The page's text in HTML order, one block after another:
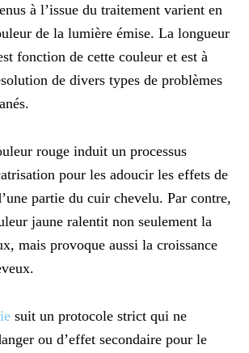
à l’issue du traitement varient en
de la lumière émise. La longueur
fonction de cette couleur et est à
de divers types de problèmes
rouge induit un processus
pour les adoucir les effets de
partie du cuir chevelu. Par contre,
jaune ralentit non seulement la
mais provoque aussi la croissance
suit un protocole strict qui ne
ou d’effet secondaire pour le